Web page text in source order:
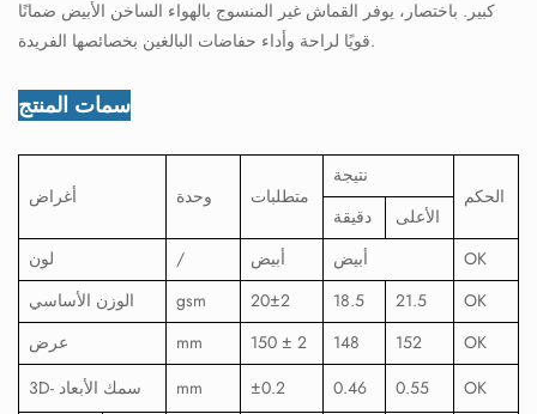
كبير. باختصار، يوفر القماش غير المنسوج بالهواء الساخن الأبيض ضمانًا
قويًا لراحة وأداء حفاضات البالغين بخصائصها الفريدة.
سمات المنتج
أغراض وحدة متطلبات
نتيجة
الحكم
دقيقة
الأعلى
لون
/ أبيض أبيض
OK
الوزن الأساسي
gsm 20±2 18.5 21.5
OK
عرض
mm 150 ± 2 148 152
OK
3D- سمك الأبعاد
mm ±0.2 0.46 0.55 OK